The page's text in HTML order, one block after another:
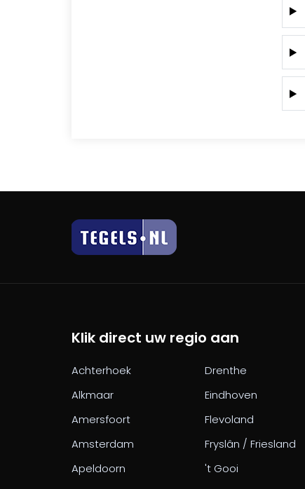
Klik direct uw regio aan
Achterhoek
Alkmaar
Amersfoort
Amsterdam
Apeldoorn
Drenthe
Eindhoven
Flevoland
Fryslân / Friesland
't Gooi